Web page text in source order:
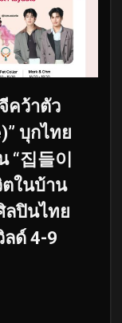
คว้าตัว
บุกไทย
집들이
ตในบ้าน
ลปินไทย
ลด์ 4-9